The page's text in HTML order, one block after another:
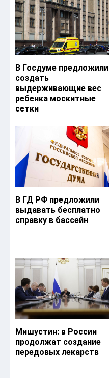
В Госдуме предложили
создать
выдерживающие вес
ребенка москитные
сетки
В ГД РФ предложили
выдавать бесплатно
справку в бассейн
Мишустин: в России
продолжат создание
передовых лекарств